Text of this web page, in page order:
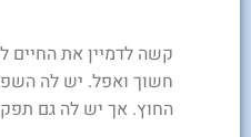
קשה לדמיין את החיים
חשוך ואפל. יש לה
החוץ. אך יש לה גם